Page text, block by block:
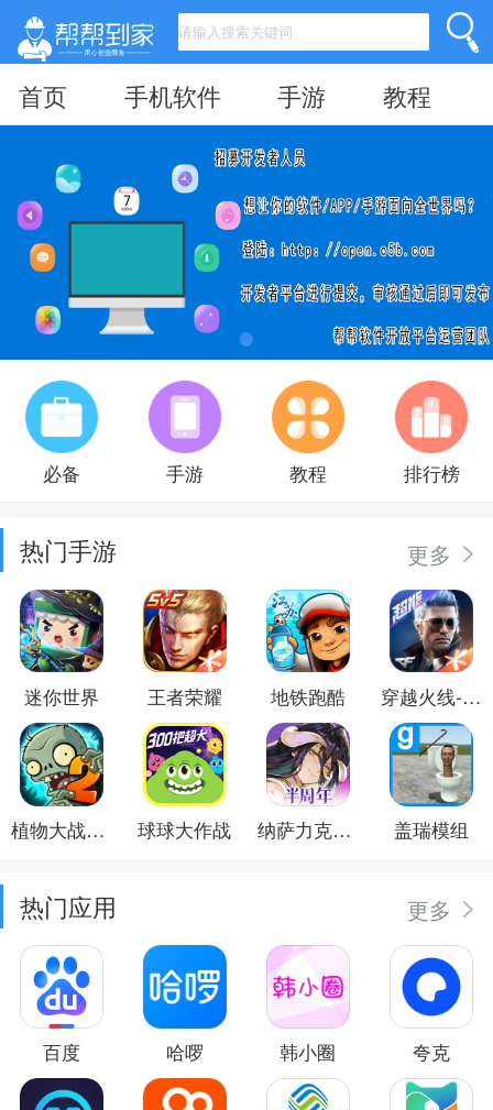
首页 手机软件 手游 教程
必备 手游 教程 排行榜
热门手游 更多
迷你世界 王者荣耀 地铁跑酷 穿越火线-枪战王者
植物大战僵尸2 球球大作战 纳萨力克之王 盖瑞模组
热门应用 更多
百度 哈啰 韩小圈 夸克